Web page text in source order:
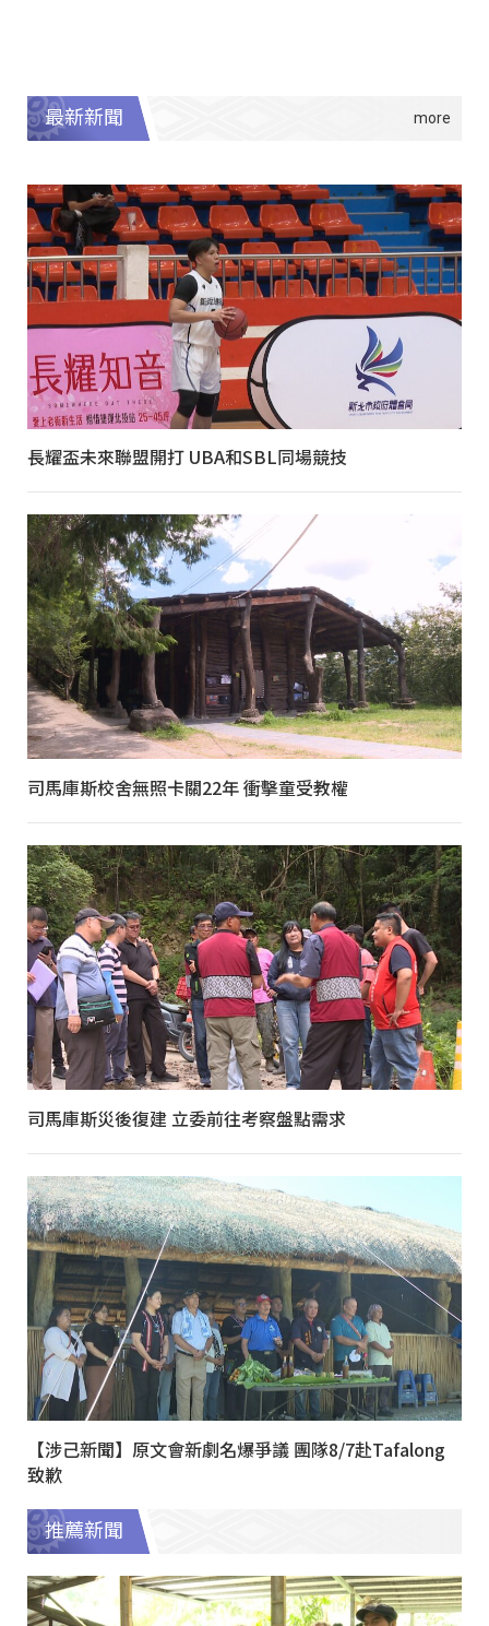
最新新聞
長耀盃未來聯盟開打 UBA和SBL同場競技
司馬庫斯校舍無照卡關22年 衝擊童受教權
司馬庫斯災後復建 立委前往考察盤點需求
【涉己新聞】原文會新劇名爆爭議 團隊8/7赴Tafalong
致歉
推薦新聞